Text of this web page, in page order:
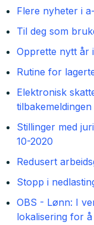
Flere nyheter i
Til deg som
Opprette nytt år
Rutine for
Elektronisk
tilbakemeldingen
Stillinger med
10-2020
Redusert
Stopp i
OBS - Lønn: I
lokalisering for